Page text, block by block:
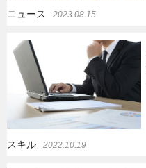
ニュース 2023.08.15
スキル 2022.10.19